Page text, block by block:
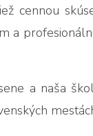
cennou
a
a naša